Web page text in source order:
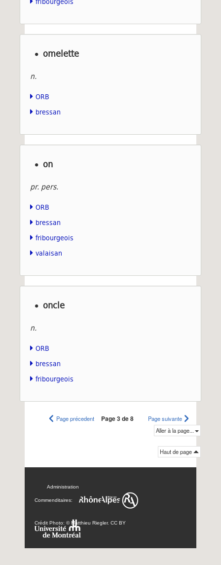
omelette
n.
ORB
bressan
on
pr. pers.
ORB
bressan
fribourgeois
valaisan
oncle
n.
ORB
bressan
fribourgeois
Page précedent Page 3 de 8
Page suivante
Aller à la page...
Haut de page
Administration
Commenditaires:
Crédit Photo: © Matthieu Riegler. CC BY